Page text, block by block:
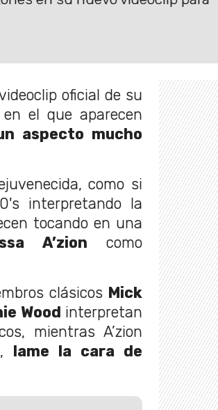
oficial de su
en el que aparecen
aspecto mucho
como si
interpretando la
tocando en una
A’zioncomo
clásicos Mick
Wood interpretan
mientras A’zion
lame la cara de